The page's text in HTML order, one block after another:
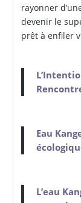
rayonner
devenir le
prêt à enfiler
Eau
L’eau